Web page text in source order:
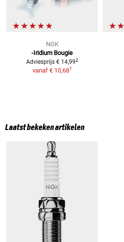
NGK
-Iridium Bougie
Adviesprijs € 14,992
vanaf € 10,681
Laatst bekeken artikelen